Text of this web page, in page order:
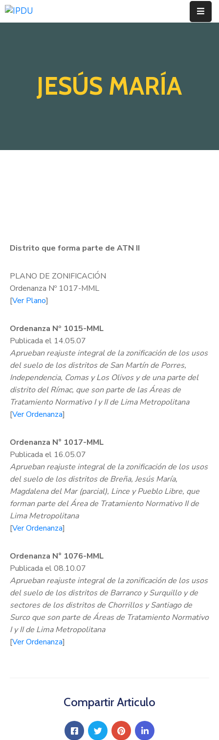
ActualidadJESÚS MARÍA
Distrito que forma parte de ATN II
PLANO DE ZONIFICACIÓN
Ordenanza Nº 1017-MML
[Ver Plano]
Ordenanza Nº 1015-MML
Publicada el 14.05.07
Aprueban reajuste integral de la zonificación de los usos
del suelo de los distritos de San Martín de Porres,
Independencia, Comas y Los Olivos y de una parte del
distrito del Rímac, que son parte de las Áreas de
Tratamiento Normativo I y II de Lima Metropolitana
[Ver Ordenanza]
Ordenanza N° 1017-MML
Publicada el 16.05.07
Aprueban reajuste integral de la zonificación de los usos
del suelo de los distritos de Breña, Jesús María,
Magdalena del Mar (parcial), Lince y Pueblo Libre, que
forman parte del Área de Tratamiento Normativo II de
Lima Metropolitana
[Ver Ordenanza]
Ordenanza N° 1076-MML
Publicada el 08.10.07
Aprueban reajuste integral de la zonificación de los usos
del suelo de los distritos de Barranco y Surquillo y de
sectores de los distritos de Chorrillos y Santiago de
Surco que son parte de Áreas de Tratamiento Normativo
I y II de Lima Metropolitana
[Ver Ordenanza]
Compartir Articulo